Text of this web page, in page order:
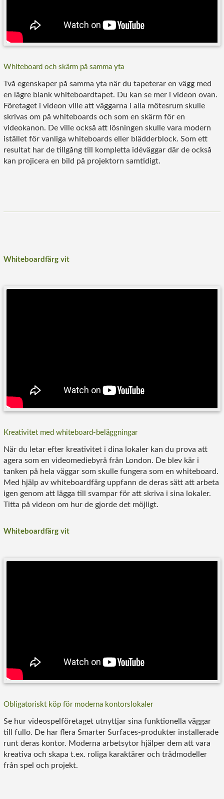
Whiteboard och skärm på samma yta
Två egenskaper på samma yta när du tapeterar en vägg med
en lägre blank whiteboardtapet. Du kan se mer i videon ovan.
Företaget i videon ville att väggarna i alla mötesrum skulle
skrivas om på whiteboards och som en skärm för en
videokanon. De ville också att lösningen skulle vara modern
istället för vanliga whiteboards eller blädderblock. Som ett
resultat har de tillgång till kompletta idéväggar där de också
kan projicera en bild på projektorn samtidigt.
Whiteboardfärg vit
Kreativitet med whiteboard-beläggningar
När du letar efter kreativitet i dina lokaler kan du prova att
agera som en videomediebyrå från London. De blev kär i
tanken på hela väggar som skulle fungera som en whiteboard.
Med hjälp av whiteboardfärg uppfann de deras sätt att arbeta
igen genom att lägga till svampar för att skriva i sina lokaler.
Titta på videon om hur de gjorde det möjligt.
Whiteboardfärg vit
Obligatoriskt köp för moderna kontorslokaler
Se hur videospelföretaget utnyttjar sina funktionella väggar
till fullo. De har flera Smarter Surfaces-produkter installerade
runt deras kontor. Moderna arbetsytor hjälper dem att vara
kreativa och skapa t.ex. roliga karaktärer och trådmodeller
från spel och projekt.